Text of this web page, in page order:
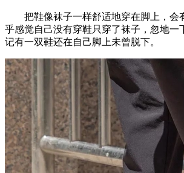
把鞋像袜子一样舒适地穿在脚上，会
乎感觉自己没有穿鞋只穿了袜子，忽地一
记有一双鞋还在自己脚上未曾脱下。